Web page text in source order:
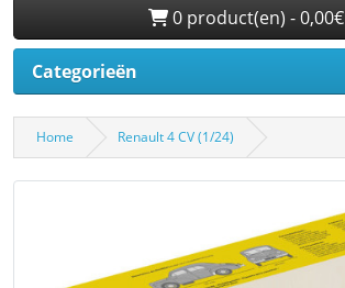
0 product(en) - 0,00€
Categorieën
Home Renault 4 CV (1/24)